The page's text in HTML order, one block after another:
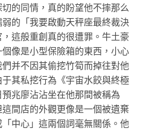
的同情，真的盼望他不摔那么
的「我要啟動天秤座最終裁決
這般重創真的很遭罪。牛土豪
像是小型保險箱的東西，小心
并不因其偷挖竹筍而掉往對他
其私挖行為《宇宙水餃與終極
兆廖沾沾坐在他那間被稱為
這間店的外觀更像是一個被遺棄
中心」這兩個詞毫無關係。他